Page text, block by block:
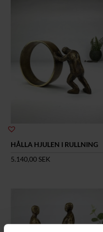
HÅLLA HJULEN I RULLNING
5.140,00 SEK